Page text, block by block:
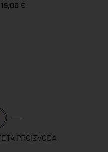
19,00 €
PROIZVODA